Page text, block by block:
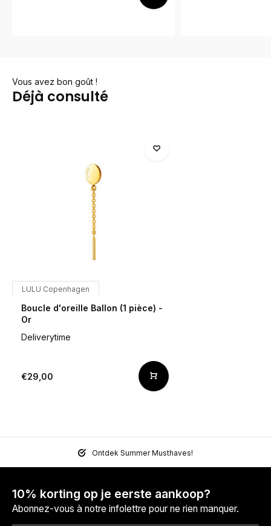
Vous avez bon goût !
Déjà consulté
LULU Copenhagen
Boucle d'oreille Ballon (1 pièce) -
Or
Deliverytime
€29,00
Ontdek Summer Musthaves!
10% korting op je eerste aankoop?
Abonnez-vous à notre infolettre pour ne rien manquer.